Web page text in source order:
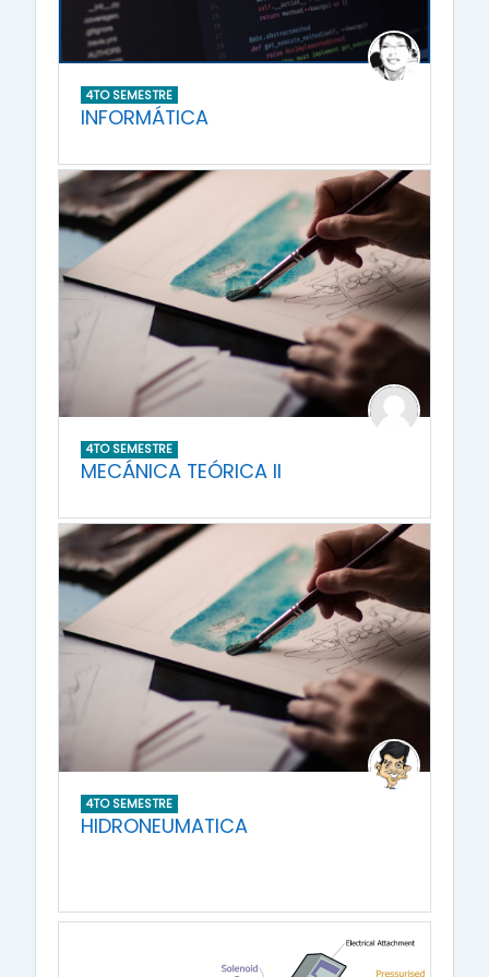
4TO SEMESTRE
INFORMÁTICA
4TO SEMESTRE
MECÁNICA TEÓRICA II
4TO SEMESTRE
HIDRONEUMATICA